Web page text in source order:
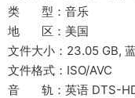
类 型：音乐
地 区：美国
文件大小：23.05 GB,
文件格式：ISO/AVC
音 轨：英语 DTS-